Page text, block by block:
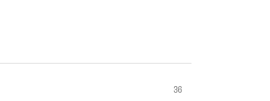
36